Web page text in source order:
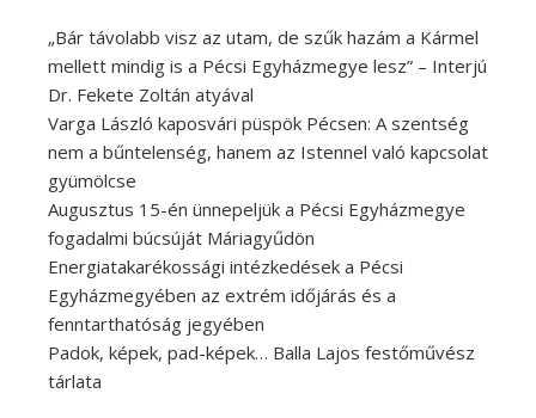
„Bár távolabb visz az utam, de szűk hazám a Kármel
mellett mindig is a Pécsi Egyházmegye lesz” – Interjú
Dr. Fekete Zoltán atyával
Varga László kaposvári püspök Pécsen: A szentség
nem a bűntelenség, hanem az Istennel való kapcsolat
gyümölcse
Augusztus 15-én ünnepeljük a Pécsi Egyházmegye
fogadalmi búcsúját Máriagyűdön
Energiatakarékossági intézkedések a Pécsi
Egyházmegyében az extrém időjárás és a
fenntarthatóság jegyében
Padok, képek, pad-képek… Balla Lajos festőművész
tárlata